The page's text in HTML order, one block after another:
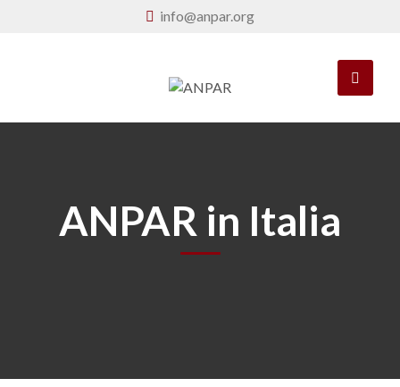
info@anpar.org
ANPAR in Italia